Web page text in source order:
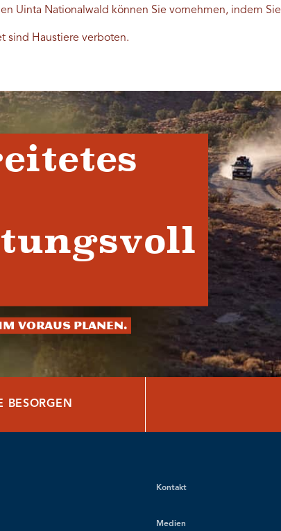
Uinta Nationalwald können Sie vornehmen, indem Sie
sind Haustiere verboten.
Voraus planen.
BESORGEN
Kontakt
Medien